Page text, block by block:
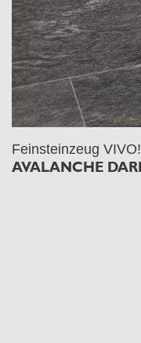
Feinsteinzeug
AVALANCHE